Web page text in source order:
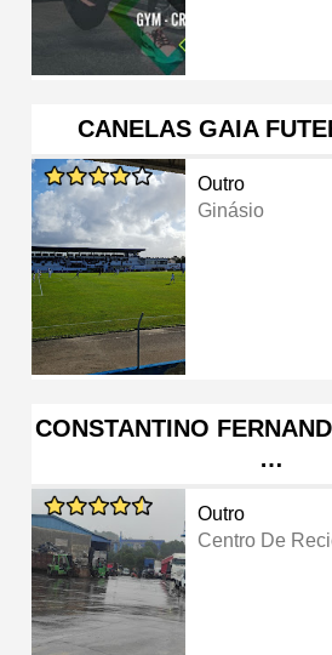
CANELAS GAIA
Outro
Ginásio
CONSTANTINO
…
Outro
Centro De